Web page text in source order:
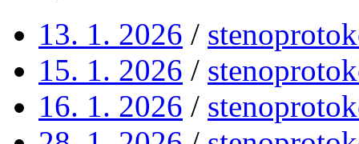
13. 1. 2026 /
15. 1. 2026 /
16. 1. 2026 /